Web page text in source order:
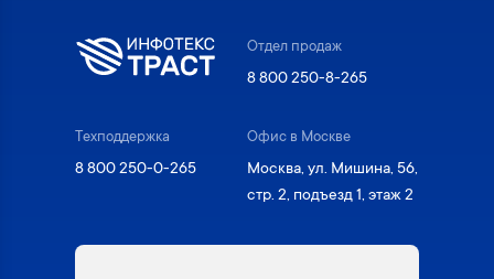
Отдел продаж
8 800 250-8-265
Техподдержка
8 800 250-0-265
Офис в Москве
Москва, ул. Мишина, 56,
стр. 2, подъезд 1, этаж 2